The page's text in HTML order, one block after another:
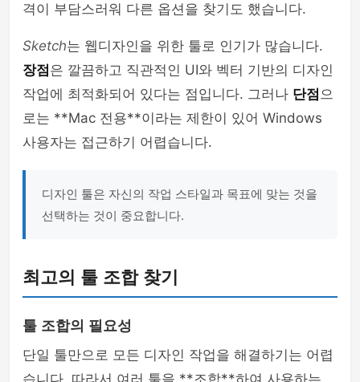
격이 부담스러워 다른 옵션을 찾기도 했습니다.
Sketch는 웹디자인을 위한 툴로 인기가 많습니다.
장점은 깔끔하고 직관적인 UI와 벡터 기반의 디자인
작업에 최적화되어 있다는 점입니다. 그러나 단점으
로는 **Mac 전용**이라는 제한이 있어 Windows
사용자는 접근하기 어렵습니다.
디자인 툴은 자신의 작업 스타일과 목표에 맞는 것을
선택하는 것이 중요합니다.
최고의 툴 조합 찾기
툴 조합의 필요성
단일 툴만으로 모든 디자인 작업을 해결하기는 어렵
습니다. 따라서 여러 툴을 **조합**하여 사용하는